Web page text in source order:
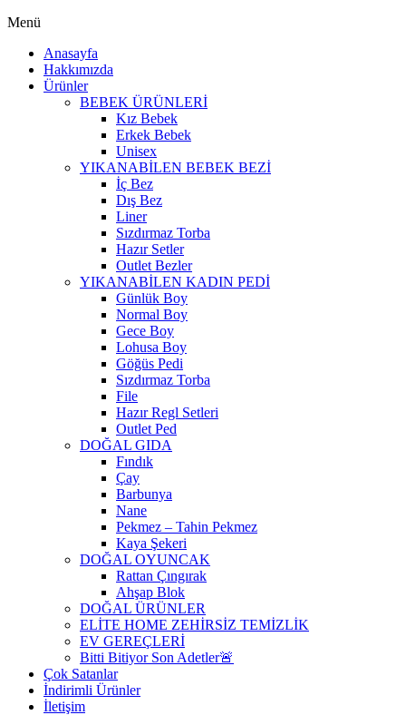
Menü
Anasayfa
Hakkımızda
Ürünler
BEBEK ÜRÜNLERİ
Kız Bebek
Erkek Bebek
Unisex
YIKANABİLEN BEBEK BEZİ
İç Bez
Dış Bez
Liner
Sızdırmaz Torba
Hazır Setler
Outlet Bezler
YIKANABİLEN KADIN PEDİ
Günlük Boy
Normal Boy
Gece Boy
Lohusa Boy
Göğüs Pedi
Sızdırmaz Torba
File
Hazır Regl Setleri
Outlet Ped
DOĞAL GIDA
Fındık
Çay
Barbunya
Nane
Pekmez – Tahin Pekmez
Kaya Şekeri
DOĞAL OYUNCAK
Rattan Çıngırak
Ahşap Blok
DOĞAL ÜRÜNLER
ELİTE HOME ZEHİRSİZ TEMİZLİK
EV GEREÇLERİ
Bitti Bitiyor Son Adetler🚨
Çok Satanlar
İndirimli Ürünler
İletişim